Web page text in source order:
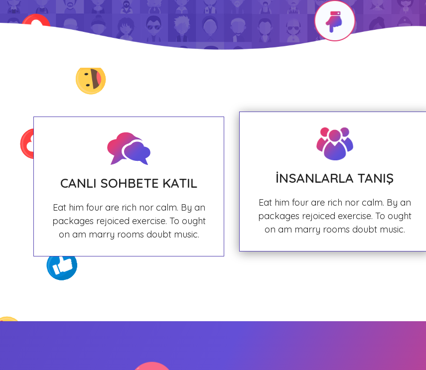
CANLI SOHBETE KATIL
Eat him four are rich nor calm. By an
packages rejoiced exercise. To ought
on am marry rooms doubt music.
İNSANLARLA TANIŞ
Eat him four are rich nor calm. By an
packages rejoiced exercise. To ought
on am marry rooms doubt music.